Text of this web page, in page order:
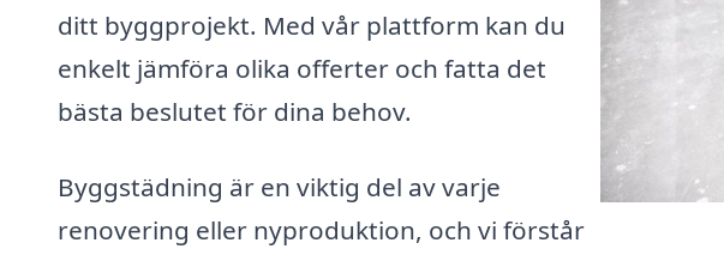
ditt byggprojekt. Med vår plattform kan du
enkelt jämföra olika offerter och fatta det
bästa beslutet för dina behov.
Byggstädning är en viktig del av varje
renovering eller nyproduktion, och vi förstår